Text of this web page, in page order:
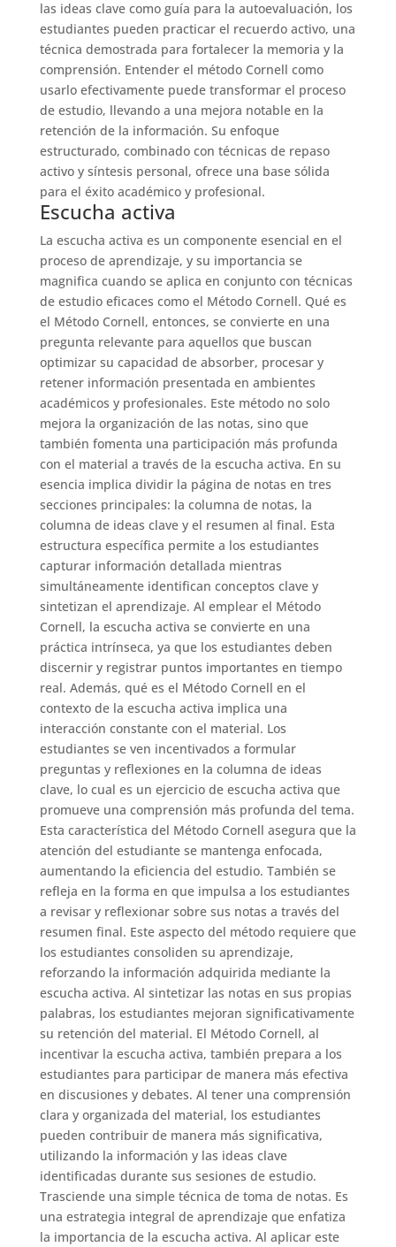
las ideas clave como guía para la autoevaluación, los
estudiantes pueden practicar el recuerdo activo, una
técnica demostrada para fortalecer la memoria y la
comprensión. Entender el método Cornell como
usarlo efectivamente puede transformar el proceso
de estudio, llevando a una mejora notable en la
retención de la información. Su enfoque
estructurado, combinado con técnicas de repaso
activo y síntesis personal, ofrece una base sólida
para el éxito académico y profesional.
Escucha activa
La escucha activa es un componente esencial en el
proceso de aprendizaje, y su importancia se
magnifica cuando se aplica en conjunto con técnicas
de estudio eficaces como el Método Cornell. Qué es
el Método Cornell, entonces, se convierte en una
pregunta relevante para aquellos que buscan
optimizar su capacidad de absorber, procesar y
retener información presentada en ambientes
académicos y profesionales. Este método no solo
mejora la organización de las notas, sino que
también fomenta una participación más profunda
con el material a través de la escucha activa. En su
esencia implica dividir la página de notas en tres
secciones principales: la columna de notas, la
columna de ideas clave y el resumen al final. Esta
estructura específica permite a los estudiantes
capturar información detallada mientras
simultáneamente identifican conceptos clave y
sintetizan el aprendizaje. Al emplear el Método
Cornell, la escucha activa se convierte en una
práctica intrínseca, ya que los estudiantes deben
discernir y registrar puntos importantes en tiempo
real. Además, qué es el Método Cornell en el
contexto de la escucha activa implica una
interacción constante con el material. Los
estudiantes se ven incentivados a formular
preguntas y reflexiones en la columna de ideas
clave, lo cual es un ejercicio de escucha activa que
promueve una comprensión más profunda del tema.
Esta característica del Método Cornell asegura que la
atención del estudiante se mantenga enfocada,
aumentando la eficiencia del estudio. También se
refleja en la forma en que impulsa a los estudiantes
a revisar y reflexionar sobre sus notas a través del
resumen final. Este aspecto del método requiere que
los estudiantes consoliden su aprendizaje,
reforzando la información adquirida mediante la
escucha activa. Al sintetizar las notas en sus propias
palabras, los estudiantes mejoran significativamente
su retención del material. El Método Cornell, al
incentivar la escucha activa, también prepara a los
estudiantes para participar de manera más efectiva
en discusiones y debates. Al tener una comprensión
clara y organizada del material, los estudiantes
pueden contribuir de manera más significativa,
utilizando la información y las ideas clave
identificadas durante sus sesiones de estudio.
Trasciende una simple técnica de toma de notas. Es
una estrategia integral de aprendizaje que enfatiza
la importancia de la escucha activa. Al aplicar este